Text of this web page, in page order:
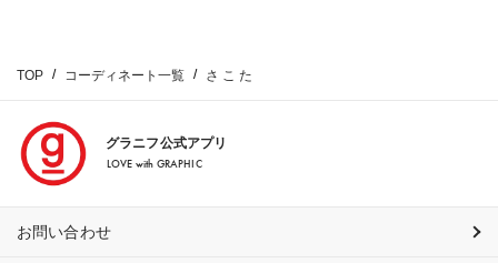
TOP コーディネート一覧 さ こ た
グラニフ公式アプリ
LOVE with GRAPHIC
お問い合わせ